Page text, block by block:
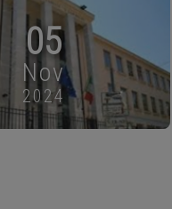
05
Nov
2024